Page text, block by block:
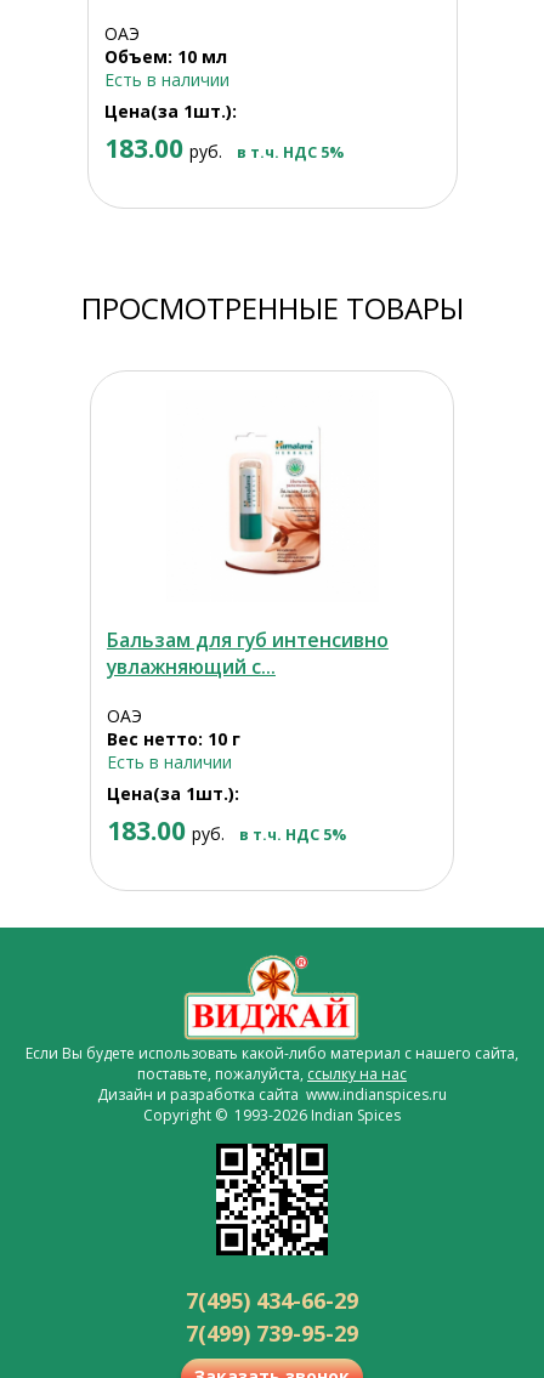
ОАЭ
Объем: 10 мл
Есть в наличии
Цена(за 1шт.):
183.00 руб. в т.ч. НДС 5%
ПРОСМОТРЕННЫЕ ТОВАРЫ
Бальзам для губ интенсивно
увлажняющий с...
ОАЭ
Вес нетто: 10 г
Есть в наличии
Цена(за 1шт.):
183.00 руб. в т.ч. НДС 5%
Если Вы будете использовать какой-либо материал с нашего сайта,
поставьте, пожалуйста, ссылку на нас
Дизайн и разработка сайта www.indianspices.ru
Copyright © 1993-2026 Indian Spices
7(495) 434-66-29
7(499) 739-95-29